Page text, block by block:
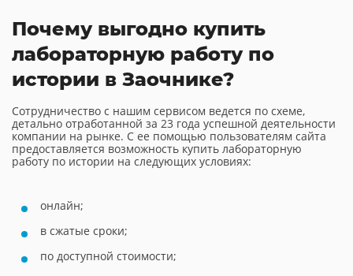
Почему выгодно купить
лабораторную работу по
истории в Заочнике?
Сотрудничество с нашим сервисом ведется по схеме,
детально отработанной за 23 года успешной деятельности
компании на рынке. С ее помощью пользователям сайта
предоставляется возможность купить лабораторную
работу по истории на следующих условиях:
онлайн;
в сжатые сроки;
по доступной стоимости;